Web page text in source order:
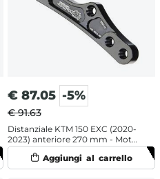
€ 87.05 -5%
€ 91.63
Distanziale KTM 150 EXC (2020-
2023) anteriore 270 mm - Moto
Master